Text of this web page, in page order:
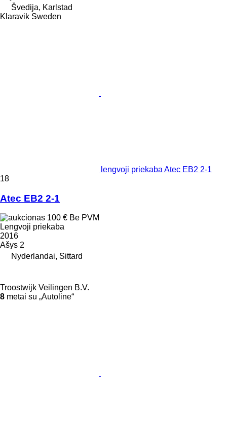
Švedija, Karlstad
Klaravik Sweden
lengvoji priekaba Atec EB2 2-1
18
Atec EB2 2-1
100 € Be PVM
Lengvoji priekaba
2016
Ašys 2
Nyderlandai, Sittard
Troostwijk Veilingen B.V.
8 metai su „Autoline“